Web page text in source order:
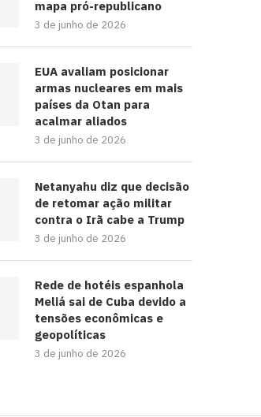
mapa pró-republicano
3 de junho de 2026
EUA avaliam posicionar
armas nucleares em mais
países da Otan para
acalmar aliados
3 de junho de 2026
Netanyahu diz que decisão
de retomar ação militar
contra o Irã cabe a Trump
3 de junho de 2026
Rede de hotéis espanhola
Meliá sai de Cuba devido a
tensões econômicas e
geopolíticas
3 de junho de 2026